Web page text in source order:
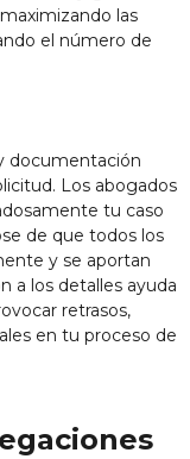
las
el número de
documentación
Los abogados
tu caso
de que todos los
y se aportan
a los detalles ayuda
retrasos,
en tu proceso de